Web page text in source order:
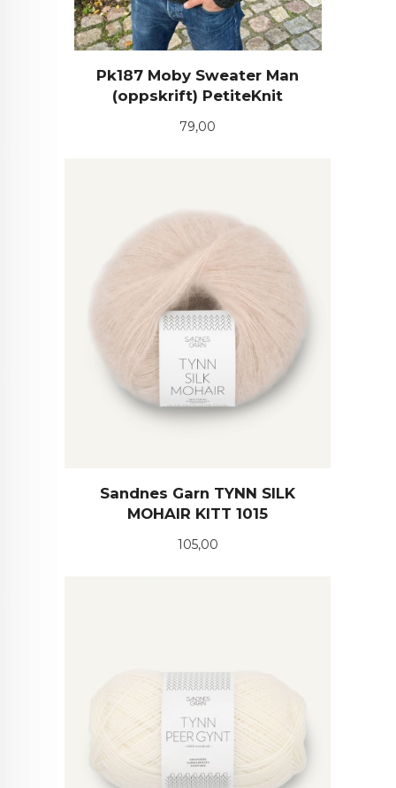
Pk187 Moby Sweater Man
(oppskrift) PetiteKnit
Pris
79,00
Sandnes Garn TYNN SILK
MOHAIR KITT 1015
Pris
105,00